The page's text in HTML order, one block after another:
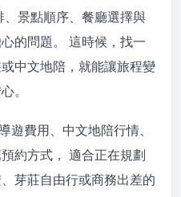
景點順序、餐廳選擇與
的問題。 這時候，找一
中文地陪，就能讓旅程變
。
遊費用、中文地陪行情、
約方式， 適合正在規劃
芽莊自由行或商務出差的